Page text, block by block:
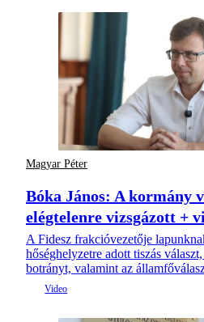
Magyar Péter
Bóka János: A kormány
elégtelenre vizsgázott +
A Fidesz frakcióvezetője
hőséghelyzetre adott tiszás
botrányt, valamint az